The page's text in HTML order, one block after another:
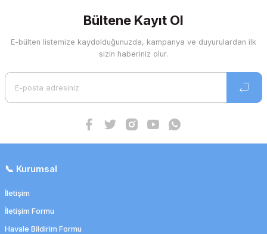
Bültene Kayıt Ol
E-bülten listemize kaydolduğunuzda, kampanya ve duyurulardan ilk
sizin haberiniz olur.
📞 Kurumsal
İletişim
İletişim Formu
Havale Bildirim Formu